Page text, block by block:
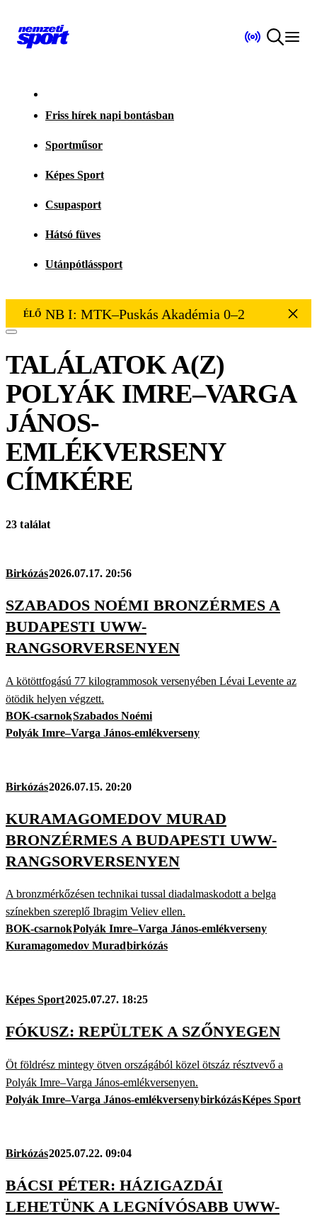
Friss hírek napi bontásban
Sportműsor
Képes Sport
Csupasport
Hátsó füves
Utánpótlássport
ÉLŐ NB I: MTK–Puskás Akadémia 0–2
TALÁLATOK A(Z)
POLYÁK IMRE–VARGA
JÁNOS-
EMLÉKVERSENY
CÍMKÉRE
23 találat
Birkózás2026.07.17. 20:56
SZABADOS NOÉMI BRONZÉRMES A
BUDAPESTI UWW-
RANGSORVERSENYEN
A kötöttfogású 77 kilogrammosok versenyében Lévai Levente az
ötödik helyen végzett.
BOK-csarnokSzabados Noémi
Polyák Imre–Varga János-emlékverseny
Birkózás2026.07.15. 20:20
KURAMAGOMEDOV MURAD
BRONZÉRMES A BUDAPESTI UWW-
RANGSORVERSENYEN
A bronzmérkőzésen technikai tussal diadalmaskodott a belga
színekben szereplő Ibragim Veliev ellen.
BOK-csarnokPolyák Imre–Varga János-emlékverseny
Kuramagomedov Muradbirkózás
Képes Sport2025.07.27. 18:25
FÓKUSZ: REPÜLTEK A SZŐNYEGEN
Öt földrész mintegy ötven országából közel ötszáz résztvevő a
Polyák Imre–Varga János-emlékversenyen.
Polyák Imre–Varga János-emlékversenybirkózásKépes Sport
Birkózás2025.07.22. 09:04
BÁCSI PÉTER: HÁZIGAZDÁI
LEHETÜNK A LEGNÍVÓSABB UWW-